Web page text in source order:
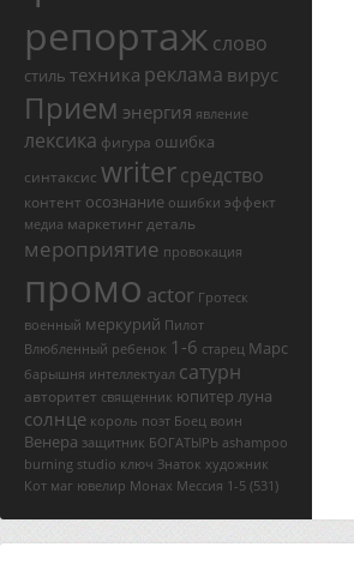
репортаж слово
стиль техника реклама вирус
Прием энергия явление
лексика фигура ошибка
синтаксис writerсредство
контент осознание ошибки эффект
медиа маркетингдеталь
мероприятие провокация
промо actor Гротеск
военный меркурий Пилот
Влюбленный ребенок 1-6 старец Марс
барышня интеллектуал сатурн
авторитет священник юпитер луна
солнце король поэт Боец воин
Венера защитник БОГАТЫРЬ ashampoo
burning studio ключ Знаток художник
Кот маг ювелир Монах Мессия 1-5 (531)